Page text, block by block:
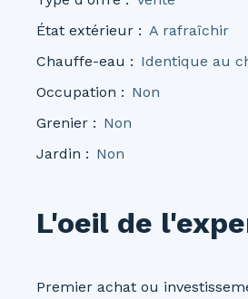
État extérieur : A rafraîchir
Chauffe-eau : Identique au
Occupation : Non
Grenier : Non
Jardin : Non
L'oeil de
Premier achat ou